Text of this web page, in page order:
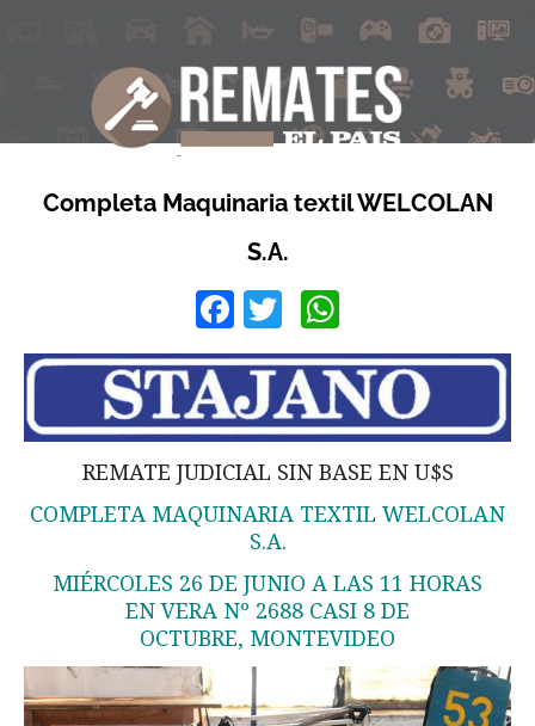
Completa Maquinaria textil WELCOLAN
S.A.
Facebook
Twitter
REMATE JUDICIAL SIN BASE EN U$S
COMPLETA MAQUINARIA TEXTIL WELCOLAN
S.A.
MIÉRCOLES 26 DE JUNIO A LAS 11 HORAS
EN VERA Nº 2688 CASI 8 DE
OCTUBRE, MONTEVIDEO